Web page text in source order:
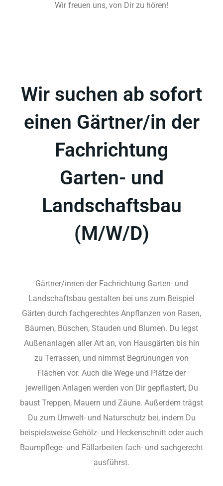
Wir freuen uns, von Dir zu hören!
Wir suchen ab sofort
einen Gärtner/in der
Fachrichtung
Garten- und
Landschaftsbau
(M/W/D)
Gärtner/innen der Fachrichtung Garten- und
Landschaftsbau gestalten bei uns zum Beispiel
Gärten durch fachgerechtes Anpflanzen von Rasen,
Bäumen, Büschen, Stauden und Blumen. Du legst
Außenanlagen aller Art an, von Hausgärten bis hin
zu Terrassen, und nimmst Begrünungen von
Flächen vor. Auch die Wege und Plätze der
jeweiligen Anlagen werden von Dir gepflastert, Du
baust Treppen, Mauern und Zäune. Außerdem trägst
Du zum Umwelt- und Naturschutz bei, indem Du
beispielsweise Gehölz- und Heckenschnitt oder auch
Baumpflege- und Fällarbeiten fach- und sachgerecht
ausführst.